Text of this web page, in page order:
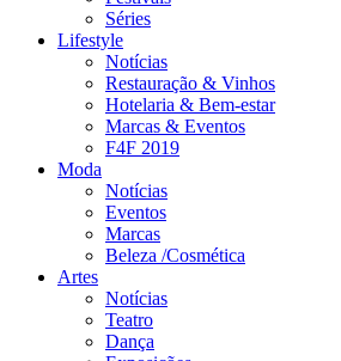
Séries
Lifestyle
Notícias
Restauração & Vinhos
Hotelaria & Bem-estar
Marcas & Eventos
F4F 2019
Moda
Notícias
Eventos
Marcas
Beleza /Cosmética
Artes
Notícias
Teatro
Dança